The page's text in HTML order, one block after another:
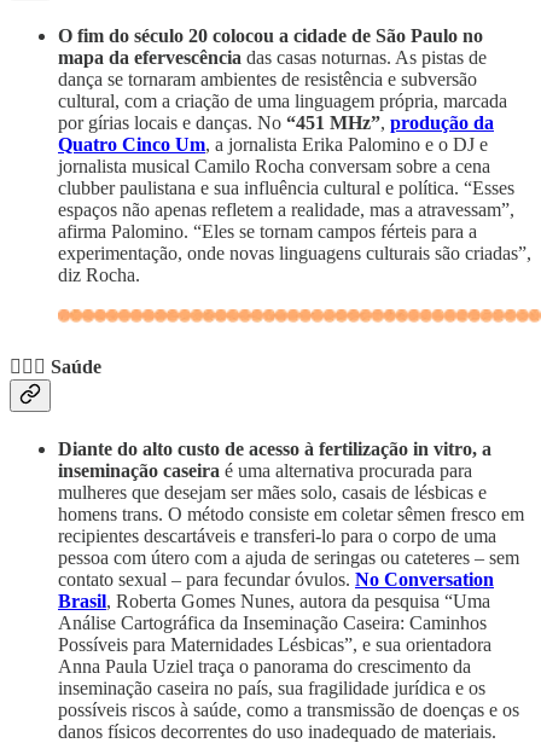
O fim do século 20 colocou a cidade de São Paulo no
mapa da efervescência das casas noturnas. As pistas de
dança se tornaram ambientes de resistência e subversão
cultural, com a criação de uma linguagem própria, marcada
por gírias locais e danças. No “451 MHz”, produção da
Quatro Cinco Um, a jornalista Erika Palomino e o DJ e
jornalista musical Camilo Rocha conversam sobre a cena
clubber paulistana e sua influência cultural e política. “Esses
espaços não apenas refletem a realidade, mas a atravessam”,
afirma Palomino. “Eles se tornam campos férteis para a
experimentação, onde novas linguagens culturais são criadas”,
diz Rocha.
👩🏾‍⚕️ Saúde
Diante do alto custo de acesso à fertilização in vitro, a
inseminação caseira é uma alternativa procurada para
mulheres que desejam ser mães solo, casais de lésbicas e
homens trans. O método consiste em coletar sêmen fresco em
recipientes descartáveis e transferi-lo para o corpo de uma
pessoa com útero com a ajuda de seringas ou cateteres – sem
contato sexual – para fecundar óvulos. No Conversation
Brasil, Roberta Gomes Nunes, autora da pesquisa “Uma
Análise Cartográfica da Inseminação Caseira: Caminhos
Possíveis para Maternidades Lésbicas”, e sua orientadora
Anna Paula Uziel traça o panorama do crescimento da
inseminação caseira no país, sua fragilidade jurídica e os
possíveis riscos à saúde, como a transmissão de doenças e os
danos físicos decorrentes do uso inadequado de materiais.